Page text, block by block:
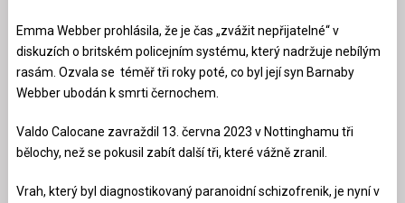
Emma Webber prohlásila, že je čas „zvážit nepřijatelné“ v
diskuzích o britském policejním systému, který nadržuje nebílým
rasám. Ozvala se téměř tři roky poté, co byl její syn Barnaby
Webber ubodán k smrti černochem.
Valdo Calocane zavraždil 13. června 2023 v Nottinghamu tři
bělochy, než se pokusil zabít další tři, které vážně zranil.
Vrah, který byl diagnostikovaný paranoidní schizofrenik, je nyní v